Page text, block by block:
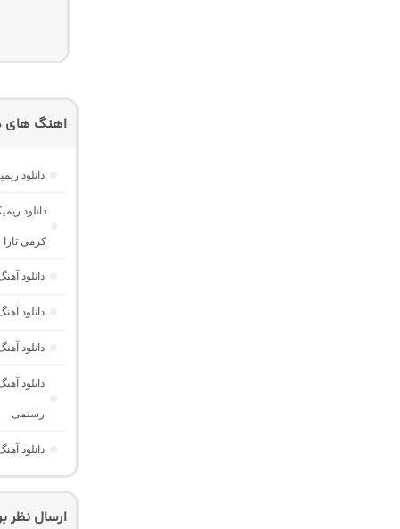
اهنگ های
دانلود
کرمی تارا
دانلود
دانلود
دانلود
دانلود
رستمی
دانلود
ارسال نظر